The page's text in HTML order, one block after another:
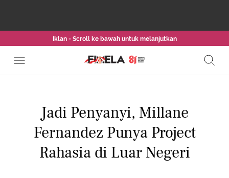
Iklan - Scroll ke bawah untuk melanjutkan
Jadi Penyanyi, Millane
Fernandez Punya Project
Rahasia di Luar Negeri